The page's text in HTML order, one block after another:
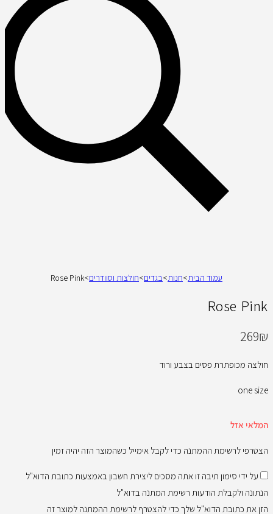
עמוד הבית>חנות>בגדים>חולצות וסוודרים>
Rose Pink
Rose Pink
269₪
חולצה מכופתרת פסים בצבע ורוד
one size
המלאי אזל
הצטרפי לרשימת ההמתנה כדי לקבל אימייל כשהמוצר הזה יהיה זמין
על ידי סימון תיבה זו אתה מסכים ליצירת חשבון באמצעות כתובת הדוא"ל
הנתונה ולקבלת הודעות רשימת המתנה בדוא"ל
הזן את כתובת הדוא"ל שלך כדי להצטרף לרשימת ההמתנה למוצר זה